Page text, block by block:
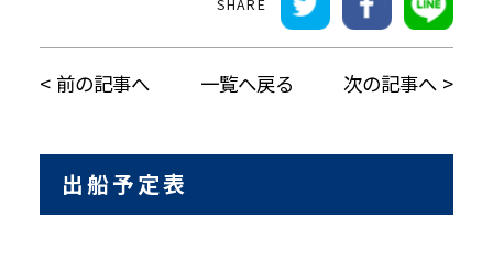
前の記事へ 一覧へ戻る 次の記事へ
出船予定表